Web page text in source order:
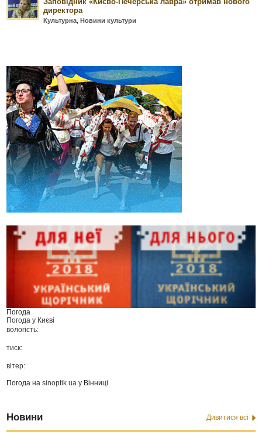
директора
Культурна ,Новини культури
Погода
Погода у Києві
вологість:
тиск:
вітер:
Погода наsinoptik.ua у Вінниці
Новини Дивитися всі